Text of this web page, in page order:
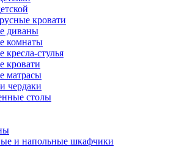
кровати
диваны
комнаты
кресла-стулья
кровати
матрасы
чердаки
столы
и напольные шкафчики